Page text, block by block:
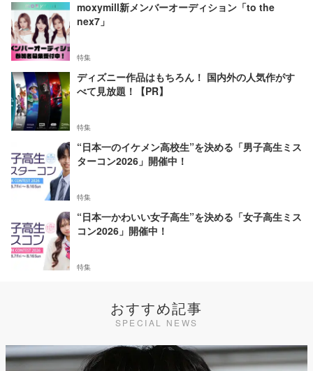
moxymill新メンバーオーディション「to the
nex7」
特集
ディズニー作品はもちろん！ 国内外の人気作がす
べて見放題！【PR】
特集
“日本一のイケメン高校生”を決める「男子高生ミス
ターコン2026」開催中！
特集
“日本一かわいい女子高生”を決める「女子高生ミス
コン2026」開催中！
特集
おすすめ記事
SPECIAL NEWS